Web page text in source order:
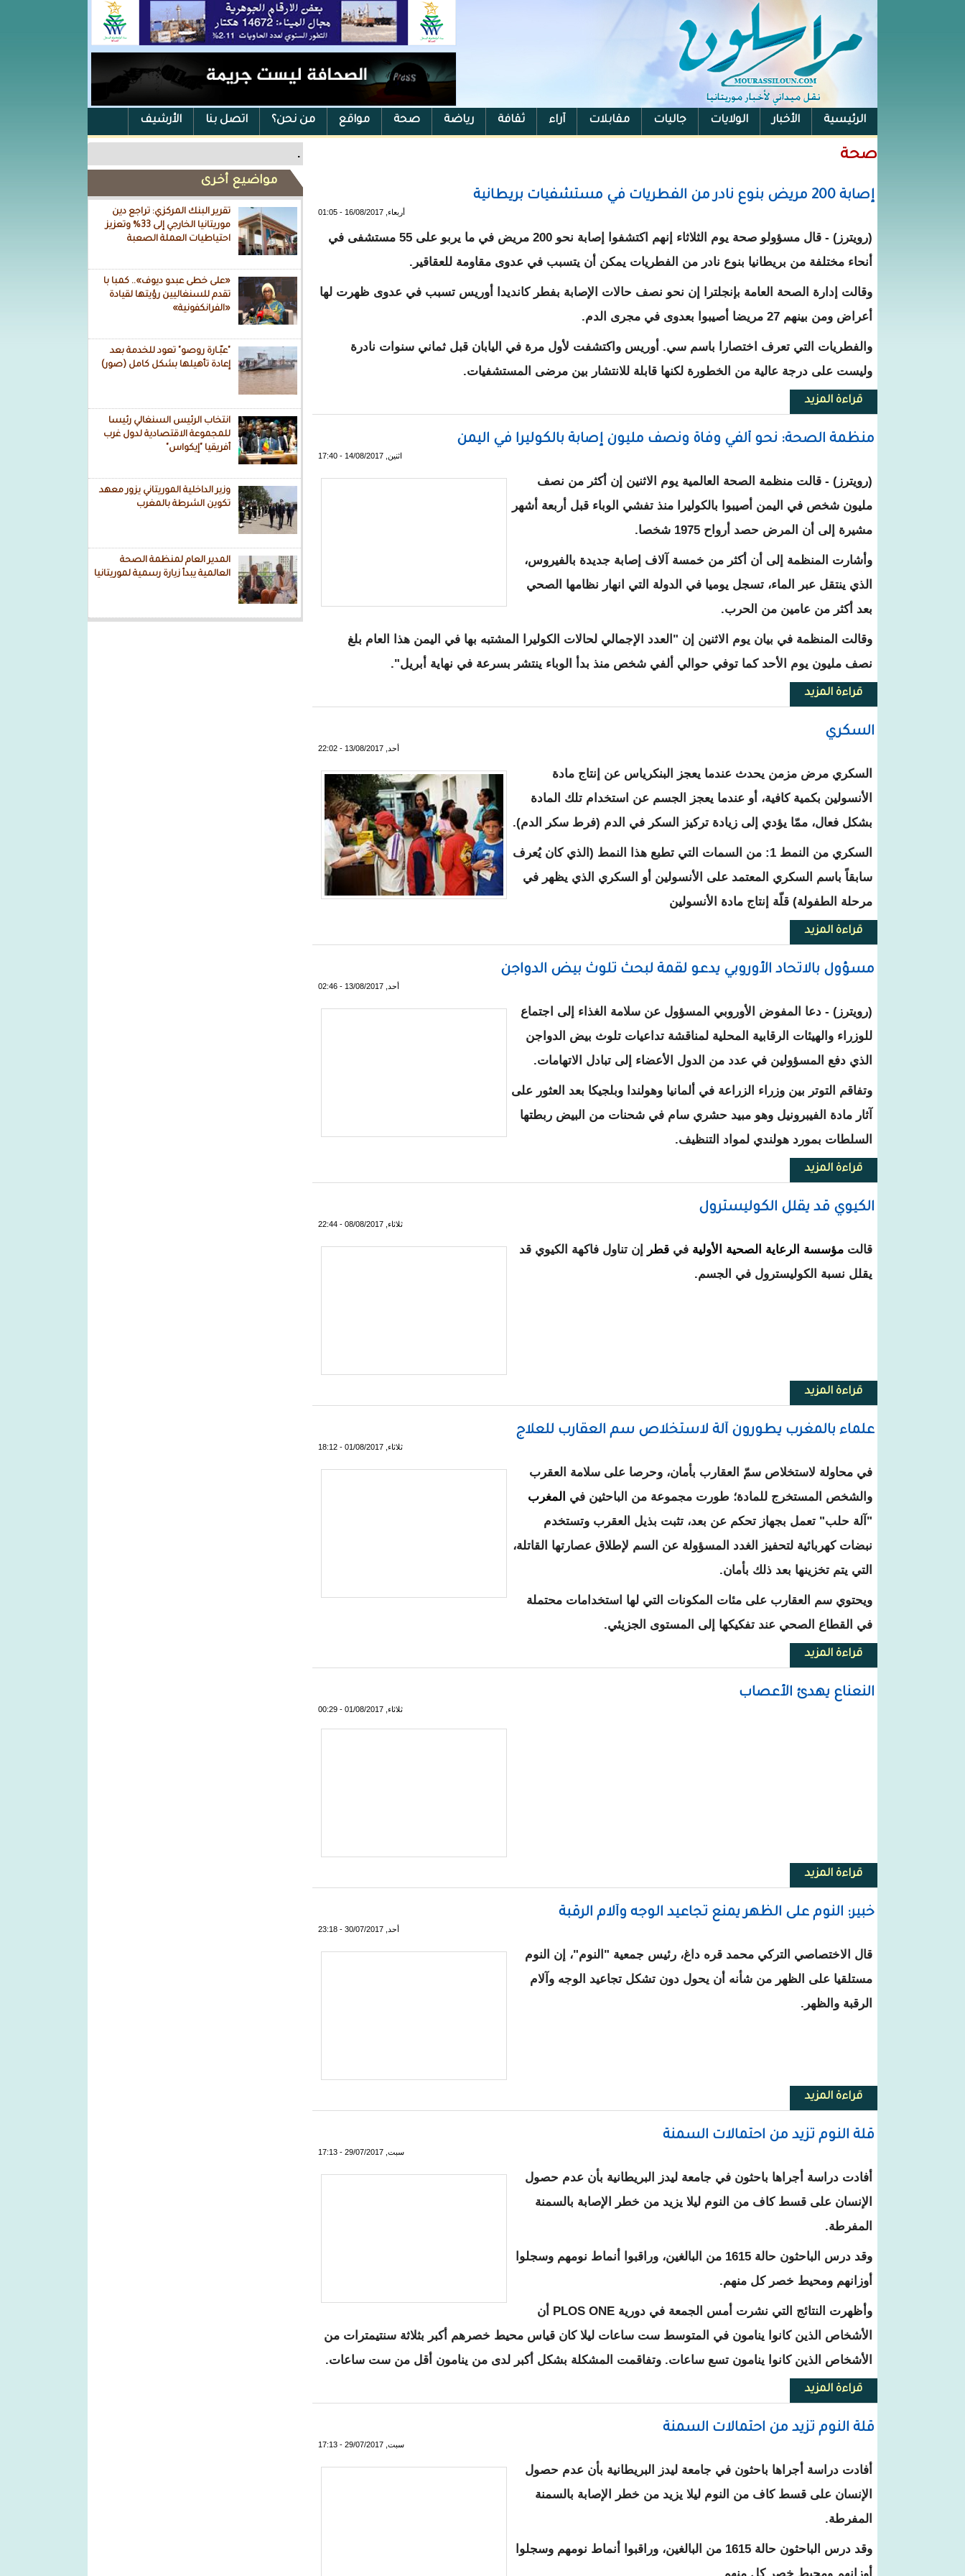
الرئيسية الأخبار الولايات جاليات مقابلات آراء ثقافة رياضة صحة مواقع من نحن؟ اتصل بنا الأرشيف
الفيس بوك .
مواضيع أخرى
تقرير البنك المركزي: تراجع دين
موريتانيا الخارجي إلى 33% وتعزيز
احتياطيات العملة الصعبة
«على خطى عبدو ديوف».. كمبا با
تقدم للسنغاليين رؤيتها لقيادة
«الفرانكفونية»
"عبّـارة روصو" تعود للخدمة بعد
إعادة تأهيلها بشكل كامل (صور)
انتخاب الرئيس السنغالي رئيسا
للمجموعة الاقتصادية لدول غرب
أفريقيا "إيكواس"
وزير الداخلية الموريتاني يزور معهد
تكوين الشرطة بالمغرب
المدير العام لمنظمة الصحة
العالمية يبدأ زيارة رسمية لموريتانيا
صحة
إصابة 200 مريض بنوع نادر من الفطريات في مستشفيات بريطانية
أربعاء, 16/08/2017 - 01:05
(رويترز) - قال مسؤولو صحة يوم الثلاثاء إنهم اكتشفوا إصابة نحو 200 مريض في ما يربو على 55 مستشفى في
أنحاء مختلفة من بريطانيا بنوع نادر من الفطريات يمكن أن يتسبب في عدوى مقاومة للعقاقير.
وقالت إدارة الصحة العامة بإنجلترا إن نحو نصف حالات الإصابة بفطر كانديدا أوريس تسبب في عدوى ظهرت لها
أعراض ومن بينهم 27 مريضا أصيبوا بعدوى في مجرى الدم.
والفطريات التي تعرف اختصارا باسم سي. أوريس واكتشفت لأول مرة في اليابان قبل ثماني سنوات نادرة
وليست على درجة عالية من الخطورة لكنها قابلة للانتشار بين مرضى المستشفيات.
قراءة المزيدحول إصابة 200 مريض بنوع نادر من الفطريات في مستشفيات بريطانية
منظمة الصحة: نحو ألفي وفاة ونصف مليون إصابة بالكوليرا في اليمن
اثنين, 14/08/2017 - 17:40
(رويترز) - قالت منظمة الصحة العالمية يوم الاثنين إن أكثر من نصف
مليون شخص في اليمن أصيبوا بالكوليرا منذ تفشي الوباء قبل أربعة أشهر
مشيرة إلى أن المرض حصد أرواح 1975 شخصا.
وأشارت المنظمة إلى أن أكثر من خمسة آلاف إصابة جديدة بالفيروس،
الذي ينتقل عبر الماء، تسجل يوميا في الدولة التي انهار نظامها الصحي
بعد أكثر من عامين من الحرب.
وقالت المنظمة في بيان يوم الاثنين إن "العدد الإجمالي لحالات الكوليرا المشتبه بها في اليمن هذا العام بلغ
نصف مليون يوم الأحد كما توفي حوالي ألفي شخص منذ بدأ الوباء ينتشر بسرعة في نهاية أبريل".
قراءة المزيدحول منظمة الصحة: نحو ألفي وفاة ونصف مليون إصابة بالكوليرا في اليمن
السكري
أحد, 13/08/2017 - 22:02
السكري مرض مزمن يحدث عندما يعجز البنكرياس عن إنتاج مادة
الأنسولين بكمية كافية، أو عندما يعجز الجسم عن استخدام تلك المادة
بشكل فعال، ممّا يؤدي إلى زيادة تركيز السكر في الدم (فرط سكر الدم).
السكري من النمط 1: من السمات التي تطبع هذا النمط (الذي كان يُعرف
سابقاً باسم السكري المعتمد على الأنسولين أو السكري الذي يظهر في
مرحلة الطفولة) قلّة إنتاج مادة الأنسولين
قراءة المزيدحول السكري
مسؤول بالاتحاد الأوروبي يدعو لقمة لبحث تلوث بيض الدواجن
أحد, 13/08/2017 - 02:46
(رويترز) - دعا المفوض الأوروبي المسؤول عن سلامة الغذاء إلى اجتماع
للوزراء والهيئات الرقابية المحلية لمناقشة تداعيات تلوث بيض الدواجن
الذي دفع المسؤولين في عدد من الدول الأعضاء إلى تبادل الاتهامات.
وتفاقم التوتر بين وزراء الزراعة في ألمانيا وهولندا وبلجيكا بعد العثور على
آثار مادة الفيبرونيل وهو مبيد حشري سام في شحنات من البيض ربطتها
السلطات بمورد هولندي لمواد التنظيف.
قراءة المزيدحول مسؤول بالاتحاد الأوروبي يدعو لقمة لبحث تلوث بيض الدواجن
الكيوي قد يقلل الكوليسترول
ثلاثاء, 08/08/2017 - 22:44
قالت مؤسسة الرعاية الصحية الأولية في قطر إن تناول فاكهة الكيوي قد
يقلل نسبة الكوليسترول في الجسم.
قراءة المزيدحول الكيوي قد يقلل الكوليسترول
علماء بالمغرب يطورون آلة لاستخلاص سم العقارب للعلاج
ثلاثاء, 01/08/2017 - 18:12
في محاولة لاستخلاص سمّ العقارب بأمان، وحرصا على سلامة العقرب
والشخص المستخرج للمادة؛ طورت مجموعة من الباحثين في المغرب
"آلة حلب" تعمل بجهاز تحكم عن بعد، تثبت بذيل العقرب وتستخدم
نبضات كهربائية لتحفيز الغدد المسؤولة عن السم لإطلاق عصارتها القاتلة،
التي يتم تخزينها بعد ذلك بأمان.
ويحتوي سم العقارب على مئات المكونات التي لها استخدامات محتملة
في القطاع الصحي عند تفكيكها إلى المستوى الجزيئي.
قراءة المزيدحول علماء بالمغرب يطورون آلة لاستخلاص سم العقارب للعلاج
النعناع يهدئ الأعصاب
ثلاثاء, 01/08/2017 - 00:29
قراءة المزيدحول النعناع يهدئ الأعصاب
خبير: النوم على الظهر يمنع تجاعيد الوجه وآلام الرقبة
أحد, 30/07/2017 - 23:18
قال الاختصاصي التركي محمد قره داغ، رئيس جمعية "النوم"، إن النوم
مستلقيا على الظهر من شأنه أن يحول دون تشكل تجاعيد الوجه وآلام
الرقبة والظهر.
قراءة المزيدحول خبير: النوم على الظهر يمنع تجاعيد الوجه وآلام الرقبة
قلة النوم تزيد من احتمالات السمنة
سبت, 29/07/2017 - 17:13
أفادت دراسة أجراها باحثون في جامعة ليدز البريطانية بأن عدم حصول
الإنسان على قسط كاف من النوم ليلا يزيد من خطر الإصابة بالسمنة
المفرطة.
وقد درس الباحثون حالة 1615 من البالغين، وراقبوا أنماط نومهم وسجلوا
أوزانهم ومحيط خصر كل منهم.
وأظهرت النتائج التي نشرت أمس الجمعة في دورية PLOS ONE أن
الأشخاص الذين كانوا ينامون في المتوسط ست ساعات ليلا كان قياس محيط خصرهم أكبر بثلاثة سنتيمترات من
الأشخاص الذين كانوا ينامون تسع ساعات. وتفاقمت المشكلة بشكل أكبر لدى من ينامون أقل من ست ساعات.
قراءة المزيدحول قلة النوم تزيد من احتمالات السمنة
قلة النوم تزيد من احتمالات السمنة
سبت, 29/07/2017 - 17:13
أفادت دراسة أجراها باحثون في جامعة ليدز البريطانية بأن عدم حصول
الإنسان على قسط كاف من النوم ليلا يزيد من خطر الإصابة بالسمنة
المفرطة.
وقد درس الباحثون حالة 1615 من البالغين، وراقبوا أنماط نومهم وسجلوا